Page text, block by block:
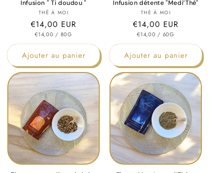
:
Infusion " Ti doudou "
Fournisseur :
THÉ À MOI
Prix
habituel
€14,00 EUR
PRIX
€14,00 / PAR
80G
Ajouter au panier
Infusion détente "Medi’Thé"
Fournisseur :
THÉ À MOI
Prix
habituel
€14,00 EUR
PRIX
€14,00 / PAR
60G
Ajouter au panier